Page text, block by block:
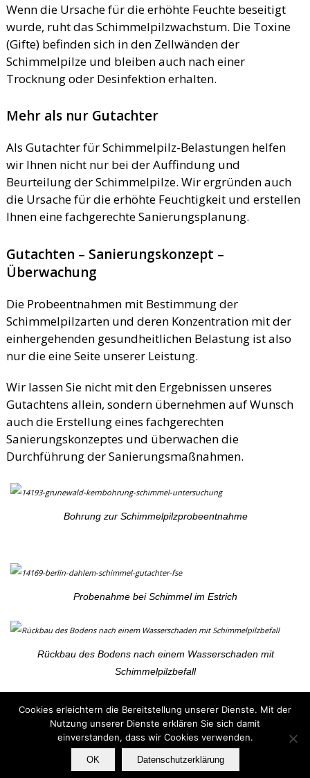
Wenn die Ursache für die erhöhte Feuchte beseitigt
wurde, ruht das Schimmelpilzwachstum. Die Toxine
(Gifte) befinden sich in den Zellwänden der
Schimmelpilze und bleiben auch nach einer
Trocknung oder Desinfektion erhalten.
Mehr als nur Gutachter
Als Gutachter für Schimmelpilz-Belastungen helfen
wir Ihnen nicht nur bei der Auffindung und
Beurteilung der Schimmelpilze. Wir ergründen auch
die Ursache für die erhöhte Feuchtigkeit und erstellen
Ihnen eine fachgerechte Sanierungsplanung.
Gutachten – Sanierungskonzept –
Überwachung
Die Probeentnahmen mit Bestimmung der
Schimmelpilzarten und deren Konzentration mit der
einhergehenden gesundheitlichen Belastung ist also
nur die eine Seite unserer Leistung.
Wir lassen Sie nicht mit den Ergebnissen unseres
Gutachtens allein, sondern übernehmen auf Wunsch
auch die Erstellung eines fachgerechten
Sanierungskonzeptes und überwachen die
Durchführung der Sanierungsmaßnahmen.
Bohrung zur Schimmelpilzprobeentnahme
Probenahme bei Schimmel im Estrich
Rückbau des Bodens nach einem Wasserschaden mit
Schimmelpilzbefall
FSA Holger Gerken | Berlin / Brandenburg l Tel. 030 - 7476 2206
E-Mail:info@FSA-GERKEN.de
Impressum|Datenschutz
Cookies erleichtern die Bereitstellung unserer Dienste. Mit der
Nutzung unserer Dienste erklären Sie sich damit
einverstanden, dass wir Cookies verwenden.
OK Datenschutzerklärung